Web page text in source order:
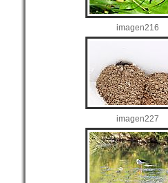
imagen216
imagen227